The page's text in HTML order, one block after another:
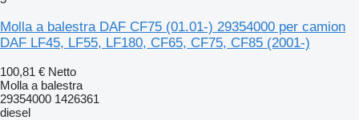
Molla a balestra DAF CF75 (01.01-) 29354000 per camion
DAF LF45, LF55, LF180, CF65, CF75, CF85 (2001-)
100,81 € Netto
Molla a balestra
29354000 1426361
diesel